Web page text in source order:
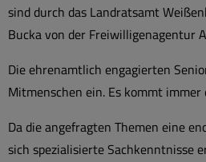
sind durch das Landratsamt
Bucka von der Freiwilligenagentur
Die ehrenamtlich engagierten
Mitmenschen ein. Es kommt
Da die angefragten Themen eine
sich spezialisierte Sachkenntnisse